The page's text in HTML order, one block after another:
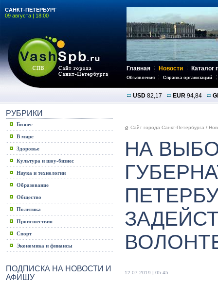
САНКТ-ПЕТЕРБУРГ
09 августа | 18:00
Главная Новости Каталог
Объявления Справка организаций
USD 82,17 EUR 94,84
РУБРИКИ
Бизнес
В мире
Здоровье
Культура и шоу-бизнес
Наука и технологии
Образование
Общество
Политика
Происшествия
Спорт
Экономика и финансы
ПОДПИСКА НА НОВОСТИ И
АФИШУ
Сайт города Санкт-Петербурга /
НА
12.07.2019 | 05:45